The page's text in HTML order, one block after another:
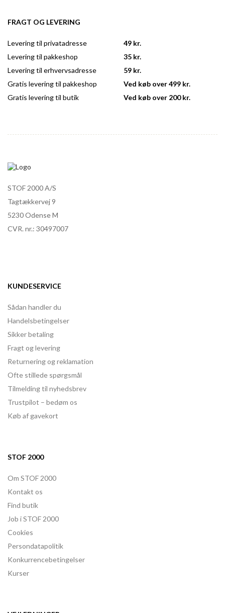
FRAGT OG LEVERING
Levering til privatadresse
Levering til pakkeshop
Levering til erhvervsadresse
Gratis levering til pakkeshop
Gratis levering til butik
49 kr.
35 kr.
59 kr.
Ved køb over 499 kr.
Ved køb over 200 kr.
STOF 2000 A/S
Tagtækkervej 9
5230 Odense M
CVR. nr.: 30497007
KUNDESERVICE
Sådan handler du
Handelsbetingelser
Sikker betaling
Fragt og levering
Returnering og reklamation
Ofte stillede spørgsmål
Tilmelding til nyhedsbrev
Trustpilot – bedøm os
Køb af gavekort
STOF 2000
Om STOF 2000
Kontakt os
Find butik
Job i STOF 2000
Cookies
Persondatapolitik
Konkurrencebetingelser
Kurser